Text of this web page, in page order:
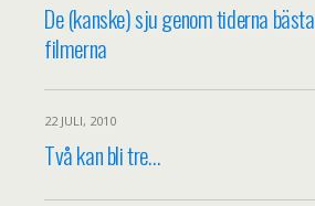
De (kanske) sju genom tiderna bästa
filmerna
22 JULI, 2010
Två kan bli tre…